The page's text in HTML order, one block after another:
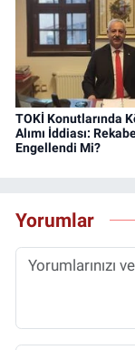
TOKİ Konutlarında
Alımı İddiası:
Engellendi Mi?
Yorumlar